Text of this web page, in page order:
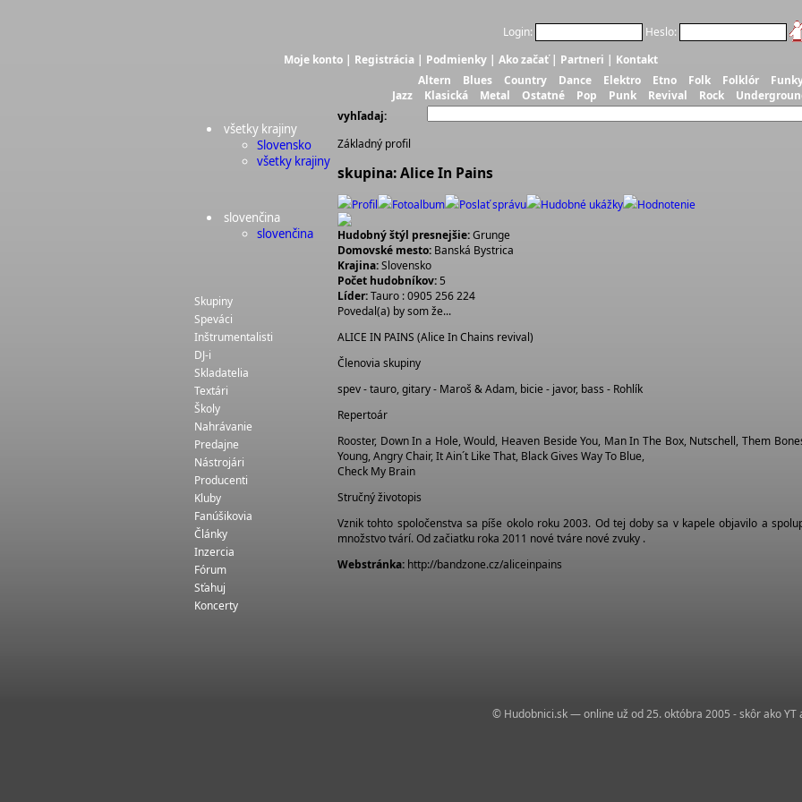
Login:
Heslo:
Moje konto | Registrácia | Podmienky | Ako začať| Partneri | Kontakt
Altern
Blues Country Dance Elektro Etno Folk Folklór
Jazz
Klasická Metal Ostatné Pop Punk Revival Rock
vyhľadaj:
všetky krajiny
Slovensko
všetky krajiny
slovenčina
slovenčina
Skupiny
Speváci
Inštrumentalisti
DJ-i
Skladatelia
Textári
Školy
Nahrávanie
Predajne
Nástrojári
Producenti
Kluby
Fanúšikovia
Články
Inzercia
Fórum
Sťahuj
Koncerty
Základný profil
skupina: Alice In Pains
Profil Fotoalbum Poslať správu Hudobné ukážky
Hodnotenie
Hudobný štýl presnejšie:Grunge
Domovské mesto: Banská Bystrica
Krajina:Slovensko
Počet hudobníkov:5
Líder:Tauro : 0905 256 224
Povedal(a) by som že...
ALICE IN PAINS (Alice In Chains revival)
Členovia skupiny
spev - tauro, gitary - Maroš & Adam, bicie - javor, bass - Rohlík
Repertoár
Rooster, Down In a Hole, Would, Heaven Beside You, Man In The Box, Nutschell, Them
Young, Angry Chair, It Ain´t Like That, Black Gives Way To Blue,
Check My Brain
Stručný životopis
Vznik tohto spoločenstva sa píše okolo roku 2003. Od tej doby sa v kapele objavilo a
množstvo tvárí. Od začiatku roka 2011 nové tváre nové zvuky .
Webstránka: http://bandzone.cz/aliceinpains
© Hudobnici.sk — online už od 25. októbra 2005 - skôr ako YT